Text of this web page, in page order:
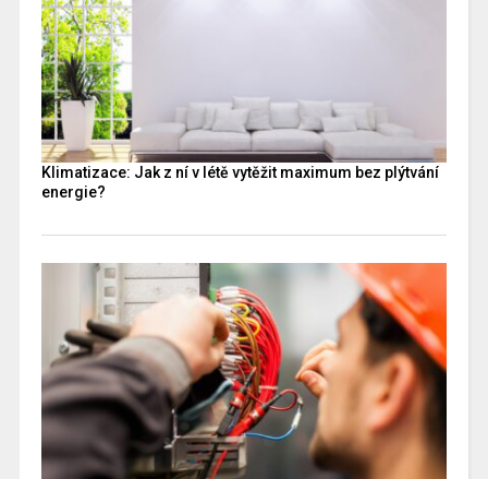
Klimatizace: Jak z ní v létě vytěžit maximum bez plýtvání
energie?